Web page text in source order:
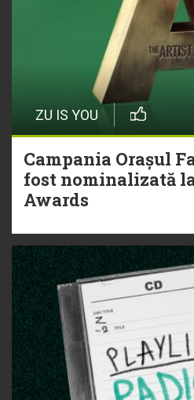
ZU IS YOU
Campania Orașul
fost nominalizată
Awards